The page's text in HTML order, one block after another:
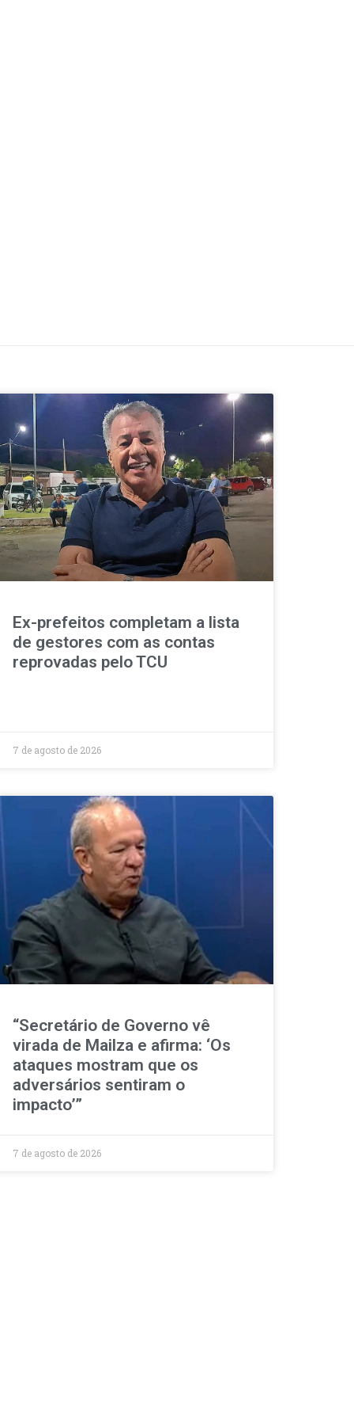
Ex-prefeitos completam a lista
de gestores com as contas
reprovadas pelo TCU
7 de agosto de 2026
“Secretário de Governo vê
virada de Mailza e afirma: ‘Os
ataques mostram que os
adversários sentiram o
impacto’”
7 de agosto de 2026